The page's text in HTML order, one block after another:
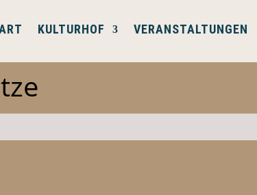
KULTURHOF VERANSTALTUNGEN